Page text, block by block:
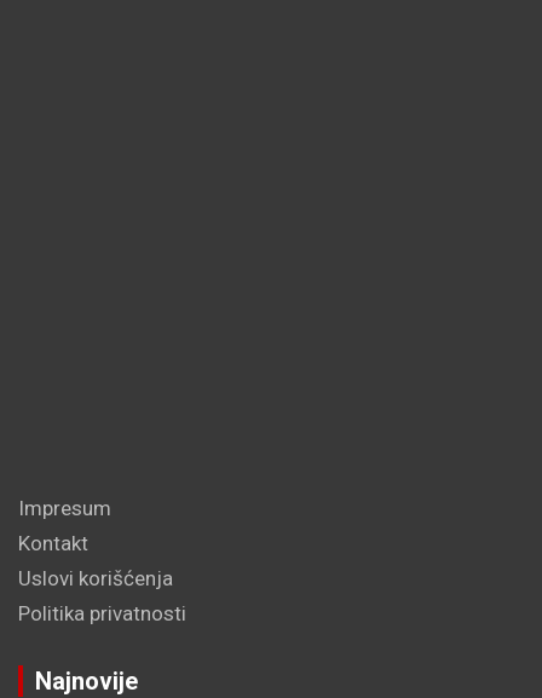
Impresum
Kontakt
Uslovi korišćenja
Politika privatnosti
Najnovije